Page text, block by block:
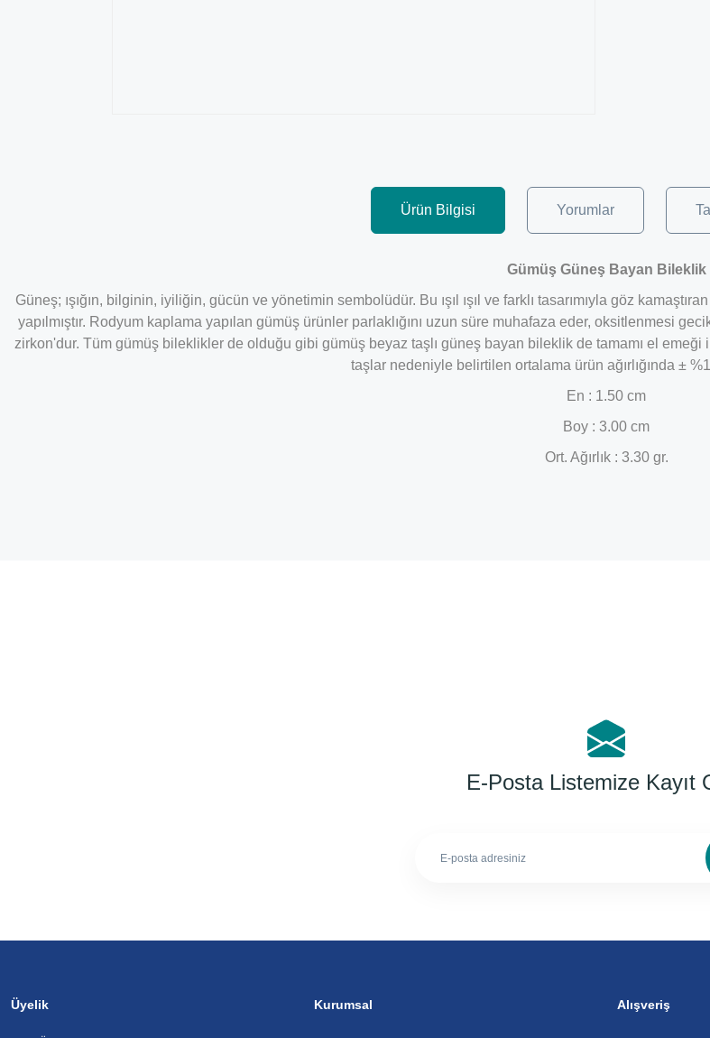
Ürün Bilgisi Yorumlar
Gümüş Güneş Bayan Bileklik
Güneş; ışığın, bilginin, iyiliğin, gücün ve yönetimin sembolüdür. Bu ışıl ışıl ve farklı tasarımıyla göz
yapılmıştır. Rodyum kaplama yapılan gümüş ürünler parlaklığını uzun süre muhafaza eder, oksitlenmesi
zirkon'dur. Tüm gümüş bileklikler de olduğu gibi gümüş beyaz taşlı güneş bayan bileklik de tamamı el emeği
taşlar nedeniyle belirtilen ortalama ürün ağırlığında ±
En : 1.50 cm
Boy : 3.00 cm
Ort. Ağırlık : 3.30 gr.
E-Posta Listemize Kayıt
Üyelik Kurumsal Alışveriş